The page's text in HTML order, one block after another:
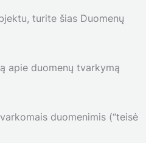
turite šias Duomenų
apie duomenų tvarkymą
duomenimis (“teisė